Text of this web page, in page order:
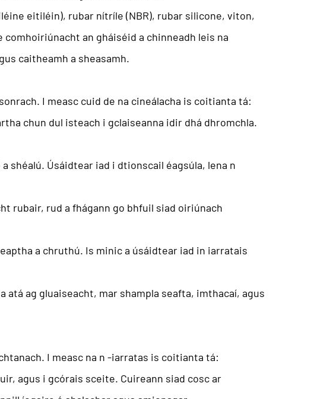
eitiléin), rubar nítríle (NBR), rubar silicone, viton,
an gháiséid a chinneadh leis na
caitheamh a sheasamh.
I measc cuid de na cineálacha is coitianta tá:
chun dul isteach i gclaiseanna idir dhá dhromchla.
shéalú. Úsáidtear iad i dtionscail éagsúla, lena n
rubair, rud a fhágann go bhfuil siad oiriúnach
a chruthú. Is minic a úsáidtear iad in iarratais
atá ag gluaiseacht, mar shampla seafta, imthacaí, agus
I measc na n -iarratas is coitianta tá:
agus i gcórais sceite. Cuireann siad cosc ​​ar